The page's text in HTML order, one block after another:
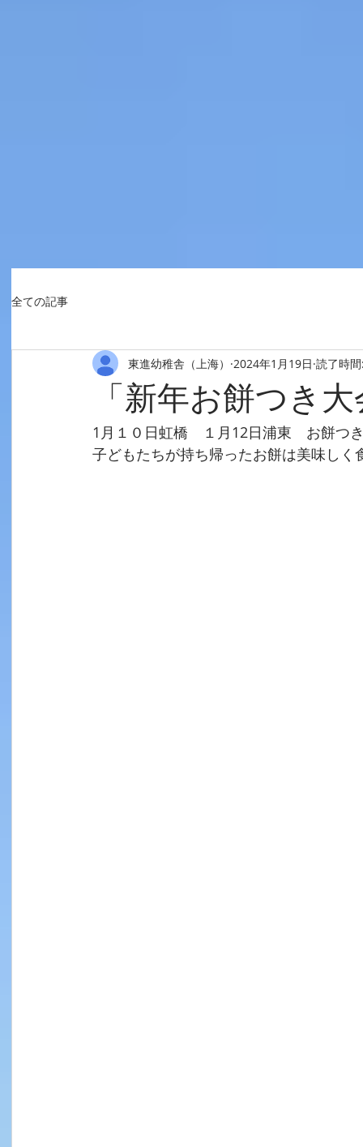
全ての記事
「新年お餅つき
東進幼稚舎（上海） 2024年1月19日 読了時
1月１０日虹橋　１月12日浦東　お餅つ
子どもたちが持ち帰ったお餅は美味し